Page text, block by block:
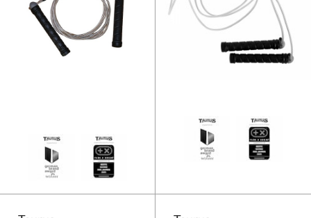
Taurus Springseil Pro Speed mit